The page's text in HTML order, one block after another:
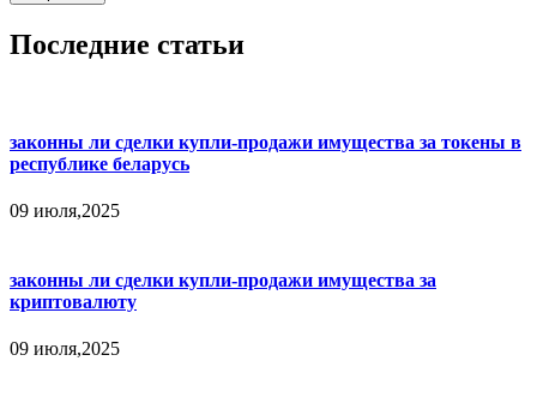
Последние статьи
законны ли сделки купли-продажи имущества за токены в
республике беларусь
09 июля,2025
законны ли сделки купли-продажи имущества за
криптовалюту
09 июля,2025